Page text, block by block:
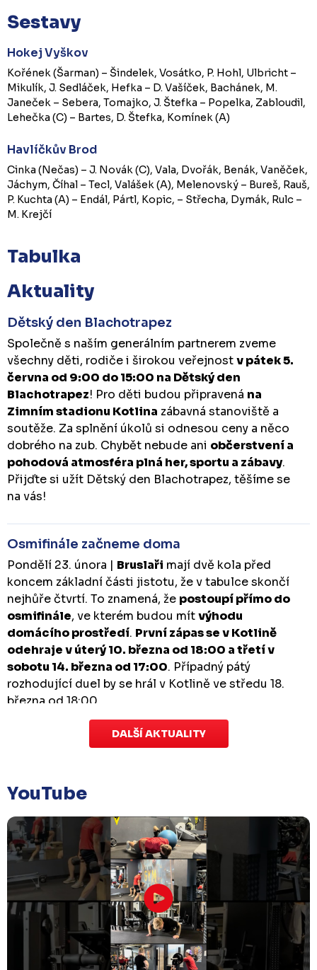
Sestavy
Hokej Vyškov
Kořének (Šarman) – Šindelek, Vosátko, P. Hohl, Ulbricht –
Mikulík, J. Sedláček, Hefka – D. Vašíček, Bachánek, M.
Janeček – Sebera, Tomajko, J. Štefka – Popelka, Zabloudil,
Lehečka (C) – Bartes, D. Štefka, Komínek (A)
Havlíčkův Brod
Cinka (Nečas) – J. Novák (C), Vala, Dvořák, Benák, Vaněček,
Jáchym, Číhal – Tecl, Valášek (A), Melenovský – Bureš, Rauš,
P. Kuchta (A) – Endál, Pártl, Kopic, – Střecha, Dymák, Rulc –
M. Krejčí
Tabulka
Aktuality
Dětský den Blachotrapez
Společně s naším generálním partnerem zveme
všechny děti, rodiče i širokou veřejnostv pátek 5.
června od 9:00 do 15:00 na Dětský den
Blachotrapez! Pro děti budou připravená na
Zimním stadionu Kotlina zábavná stanoviště a
soutěže. Za splnění úkolů si odnesou ceny a něco
dobrého na zub. Chybět nebude ani občerstvení a
pohodová atmosféra plná her, sportu a zábavy.
Přijďte si užít Dětský den Blachotrapez, těšíme se
na vás!
Osmifinále začneme doma
Pondělí 23. února | Bruslaři mají dvě kola před
koncem základní části jistotu, že v tabulce skončí
nejhůře čtvrtí. To znamená, že postoupí přímo do
osmifinále, ve kterém budou mítvýhodu
domácího prostředí. První zápas se v Kotlině
odehraje v úterý 10. března od 18:00 a třetí v
sobotu 14. března od 17:00. Případný pátý
rozhodující duel by se hrál v Kotlině ve středu 18.
března od 18:00.
Zápas dorostu je odložen
které se mělo odehrát v pátek 30. ledna ve 14:15,
odloženo!Odehraje se v náhradním termínu, o
kterém se bude jednat.
Náhradní termín 32. kola
Úterý 27. ledna | Utkání 32. kola v Písku
, které se
mělo původně odehrát 31. ledna, bylo z důvodu
marodky Králů odloženo. Kluby se domluvily na
náhradním termínu, Bruslaři se s Pískem utkají
v pondělí 16. února od 18:00.
DALŠÍ AKTUALITY
YouTube